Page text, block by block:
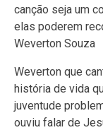
canção seja um
elas poderem
Weverton Souza
Weverton que
história de vida
juventude
ouviu falar de